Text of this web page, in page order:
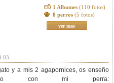
1 Albumes (110 fotos)
8 perros (5 fotos)
ver mas
y a mis 2 agapornices, os enseño
con mi perra: